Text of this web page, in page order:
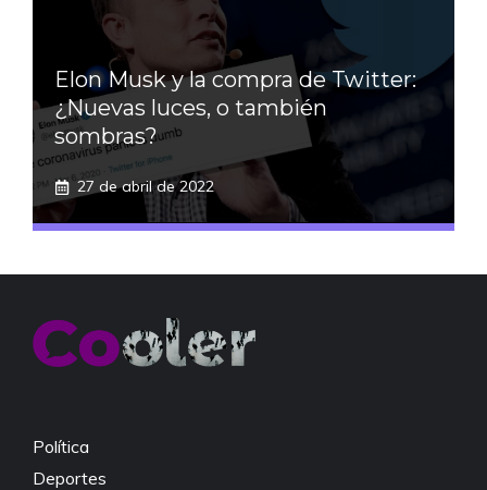
Elon Musk y la compra de Twitter:
¿Nuevas luces, o también
sombras?
27 de abril de 2022
Política
Deportes